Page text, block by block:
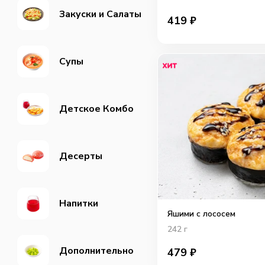
Закуски и Салаты
Супы
Детское Комбо
Десерты
Напитки
Дополнительно
419 ₽
Яшими с лососем
242 г
479 ₽